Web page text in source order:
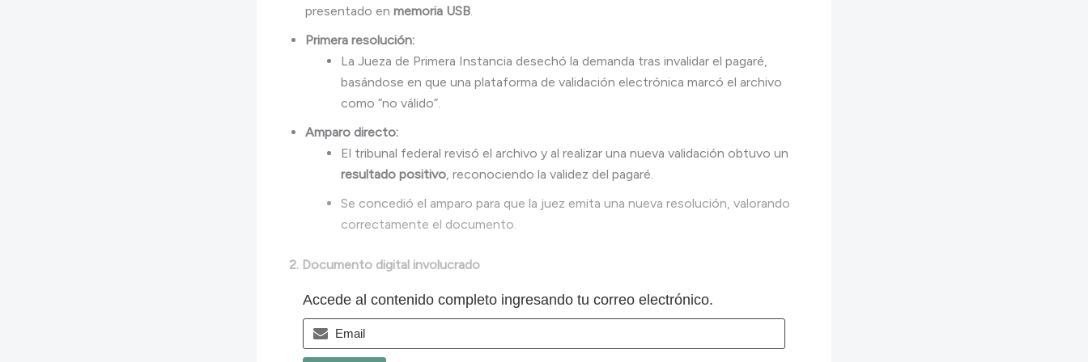
presentado en memoria USB.
Primera resolución:
La Jueza de Primera Instancia desechó la demanda tras invalidar el pagaré,
basándose en que una plataforma de validación electrónica marcó el archivo
como “no válido”.
Amparo directo:
El tribunal federal revisó el archivo y al realizar una nueva validación obtuvo un
resultado positivo, reconociendo la validez del pagaré.
Se concedió el amparo para que la juez emita una nueva resolución, valorando
correctamente el documento.
2. Documento digital involucrado
Accede al contenido completo ingresando tu correo electrónico.